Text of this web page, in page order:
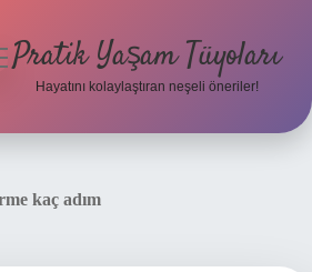
Pratik Yaşam Tüyoları
Hayatını kolaylaştıran neşeli öneriler!
kaç adım